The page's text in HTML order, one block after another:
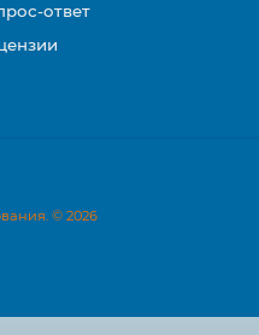
ответ
© 2026